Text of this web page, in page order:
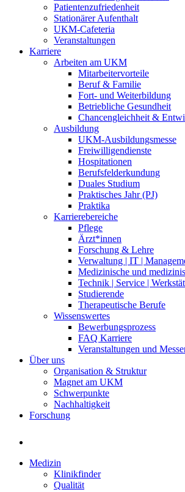
Patientenzufriedenheit
Stationärer Aufenthalt
UKM-Cafeteria
Veranstaltungen
Karriere
Arbeiten am UKM
Mitarbeitervorteile
Beruf & Familie
Fort- und Weiterbildung
Betriebliche Gesundheit
Chancengleichheit &
Ausbildung
UKM-Ausbildungsmesse
Freiwilligendienste
Hospitationen
Berufsfelderkundung
Duales Studium
Praktisches Jahr (PJ)
Praktika
Karrierebereiche
Pflege
Ärzt*innen
Forschung & Lehre
Verwaltung | IT |
Medizinische und
Technik | Service |
Studierende
Therapeutische Berufe
Wissenswertes
Bewerbungsprozess
FAQ Karriere
Veranstaltungen und
Über uns
Organisation & Struktur
Magnet am UKM
Schwerpunkte
Nachhaltigkeit
Forschung
Medizin
Klinikfinder
Qualität